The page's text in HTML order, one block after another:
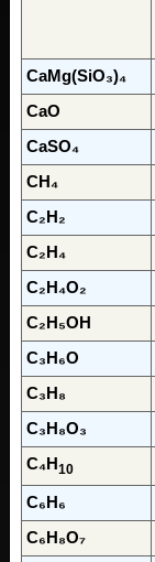
CaMg(SiO₃)₄
CaO
CaSO₄
CH₄
C₂H₂
C₂H₄
C₂H₄O₂
C₂H₅OH
C₃H₆O
C₃H₈
C₃H₈O₃
C₄H 10
C₆H₆
C₆H₈O₇